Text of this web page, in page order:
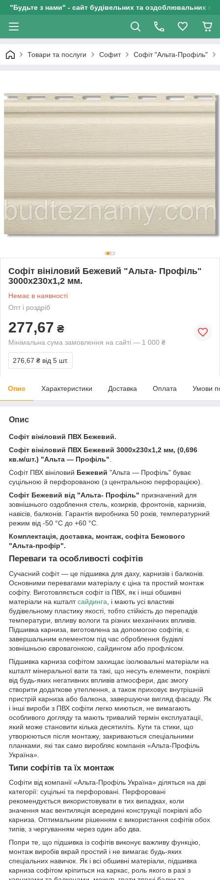
"Будьте з нами" - сайт будівельних та оздоблювальних
Товари та послуги Софит Софіт "Альта-Профіль"
Софіт вініловий Бежевий "Альта- Профіль"
3000х230х1,2 мм.
Немає в наявності
Опт і роздріб
277,67 ₴
Мінімальна сума замовлення на сайті — 1 000 ₴
276,67 ₴ від 5 шт.
Опис Характеристики Доставка Оплата Умови
Опис
Софіт вініловий ПВХ Бежевий.
Софіт вініловий ПВХ Бежевий 3000х230х1,2 мм, (0,696
кв.м/шт.) "Альта — Профіль"
Софіт ПВХ вініловий Бежевий "Альта — Профіль" буває
суцільною й перфорованою (з центральною перфорацією).
Софіт Бежевий від "Альта- Профіль" призначений для
зовнішнього оздоблення стель, козирків, фронтонів, карнизів,
навісів, балконів. Гарантія виробника 50 років, температурний
режим від -50 °C до +60 °C.
Комплектація, доставка, монтаж, софіта Бежового
"Альта-профір".
Переваги та особливості софітів
Сучасний софіт — це підшивка для даху, карнизів і балконів.
Основними перевагами матеріалу є ціна та простий монтаж
софіту. Виготовляється софіт із ПВХ, як і інші обшивні
матеріали на кшталтсайдинга , і мають усі властиві
будівельному пластику якості, тобто стійкість до перепадів
температури, впливу вологи та різних механічних впливів.
Підшивка карниза, виготовлена за допомогою софітів, є
завершальним елементом під час оброблення будівлі
зовнішньою євровагонкою, сайдингом або профлісом.
Підшивка карниза софітом захищає ізолювальні матеріали на
кшталт мінеральної вати та такі, що несуть елементи, покрівлі
від будь-яких негативних впливів атмосфери, дає змогу
створити додаткове утеплення, а також приховує внутрішній
пристрій карниза або балкона, завершуючи вигляд фасаду. Як
і інші вироби з ПВХ софіти легко миються, не вимагають
особливого догляду та мають тривалий термін експлуатації,
який може становити кілька десятиліть. Кути та стики, що
утворюються після монтажу, закриваються спеціальними
планками, які так само виробляє компанія «Альта-Профіль
Україна».
Типи софітів та їх монтаж
Софіти від компанії «Альта-Профіль Україна» діляться на дві
категорії: суцільні та перфоровані. Перфоровані
рекомендується використовувати в тих випадках, коли
значення має вентиляція всередині конструкції покрівлі або
карниза. Оптимальним рішенням є використання софітів обох
типів, з чергуванням через один або два.
Попри те, що підшивка із софітів виконує важливу функцію,
монтаж виробів вкрай простий і не вимагає будь-яких
спеціальних навичок. Як і всі обшивні матеріали, підшивка
карниза софітом кріпиться на каркас, роль якого в разі з